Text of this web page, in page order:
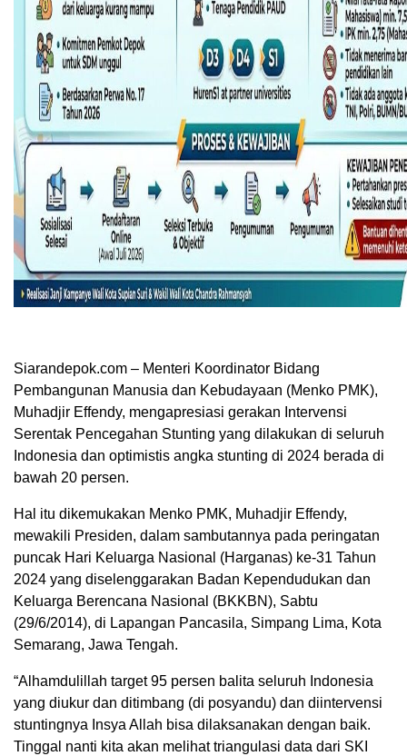
Siarandepok.com – Menteri Koordinator Bidang
Pembangunan Manusia dan Kebudayaan (Menko PMK),
Muhadjir Effendy, mengapresiasi gerakan Intervensi
Serentak Pencegahan Stunting yang dilakukan di seluruh
Indonesia dan optimistis angka stunting di 2024 berada di
bawah 20 persen.
Hal itu dikemukakan Menko PMK, Muhadjir Effendy,
mewakili Presiden, dalam sambutannya pada peringatan
puncak Hari Keluarga Nasional (Harganas) ke-31 Tahun
2024 yang diselenggarakan Badan Kependudukan dan
Keluarga Berencana Nasional (BKKBN), Sabtu
(29/6/2014), di Lapangan Pancasila, Simpang Lima, Kota
Semarang, Jawa Tengah.
“Alhamdulillah target 95 persen balita seluruh Indonesia
yang diukur dan ditimbang (di posyandu) dan diintervensi
stuntingnya Insya Allah bisa dilaksanakan dengan baik.
Tinggal nanti kita akan melihat triangulasi data dari SKI